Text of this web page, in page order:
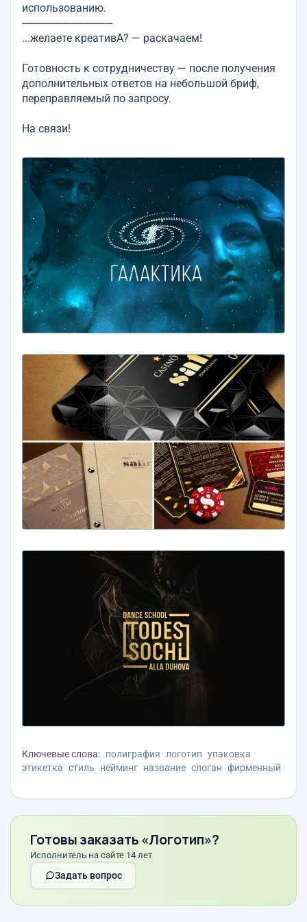
использованию.
---------------------------------
...желаете креативА? — раскачаем!
Готовность к сотрудничеству — после получения
дополнительных ответов на небольшой бриф,
переправляемый по запросу.
На связи!
Ключевые слова: полиграфия логотип упаковка
этикетка стиль нейминг название слоган фирменный
Готовы заказать «Логотип»?
Исполнитель на сайте 14 лет
Задать вопрос